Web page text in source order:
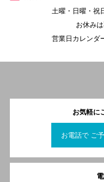
土曜・日曜・祝
お休みは
営業日カレンダ
お気軽に
お電話で ご